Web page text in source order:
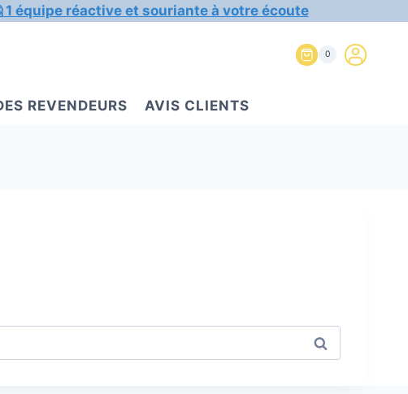
1 équipe réactive et souriante à votre écoute
0
REVENDEURS AVIS CLIENTS